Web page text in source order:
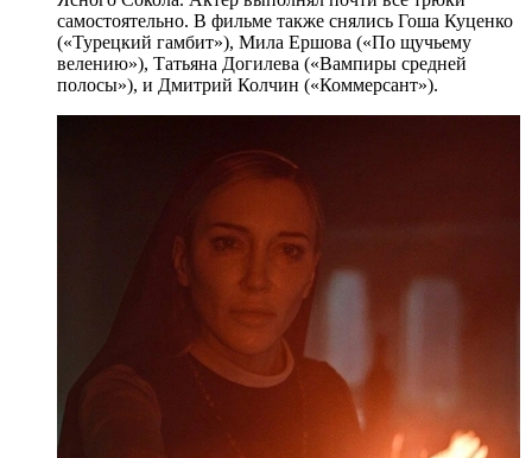
самостоятельно. В фильме также снялись Гоша Куценко
(«Турецкий гамбит»), Мила Ершова («По щучьему
велению»), Татьяна Догилева («Вампиры средней
полосы»), и Дмитрий Колчин («Коммерсант»).